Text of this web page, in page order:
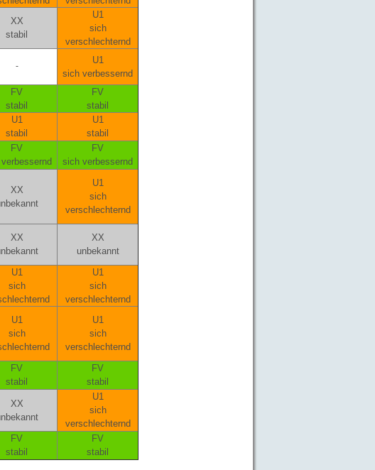
XX
stabil
U1
sich
verschlechternd
-
U1
sich verbessernd
FV
stabil
FV
stabil
U1
stabil
U1
stabil
FV
FV
sich verbessernd
XX
U1
sich
verschlechternd
XX
XX
unbekannt
U1
sich
U1
sich
verschlechternd
U1
sich
U1
sich
verschlechternd
FV
stabil
FV
stabil
XX
U1
sich
verschlechternd
FV
stabil
FV
stabil